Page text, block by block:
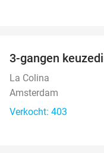
3-gangen
La Colina
Amsterdam
Verkocht: 403